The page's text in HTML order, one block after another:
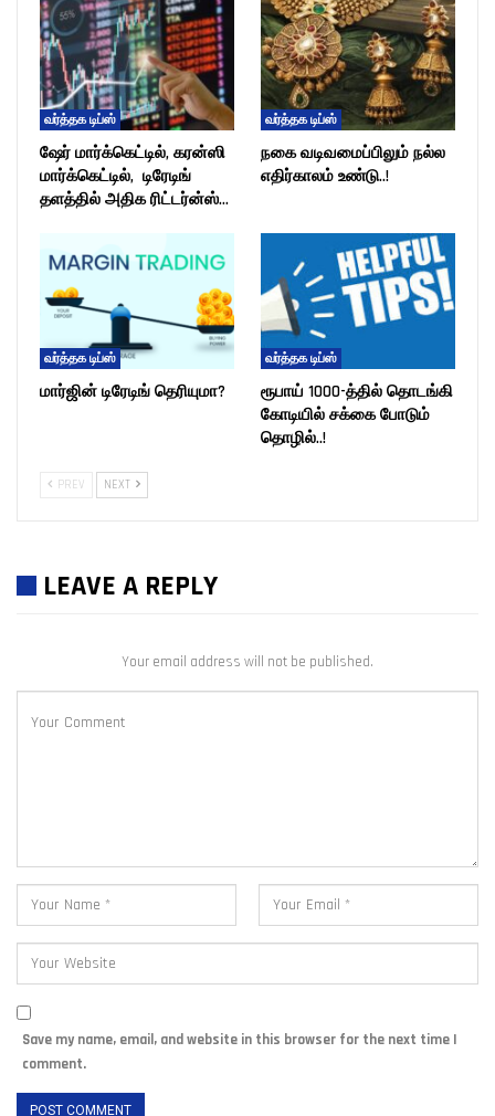
வர்த்தக டிப்ஸ்
ஷேர் மார்க்கெட்டில், கரன்ஸி
மார்க்கெட்டில், டிரேடிங்
தளத்தில் அதிக ரிட்டர்ன்ஸ்…
வர்த்தக டிப்ஸ்
நகை வடிவமைப்பிலும் நல்ல
எதிர்காலம் உண்டு..!
வர்த்தக டிப்ஸ்
மார்ஜின் டிரேடிங் தெரியுமா?
வர்த்தக டிப்ஸ்
ரூபாய் 1000-த்தில் தொடங்கி
கோடியில் சக்கை போடும்
தொழில்..!
PREV NEXT
LEAVE A REPLY
Your email address will not be published.
Save my name, email, and website in this browser for the next time I
comment.